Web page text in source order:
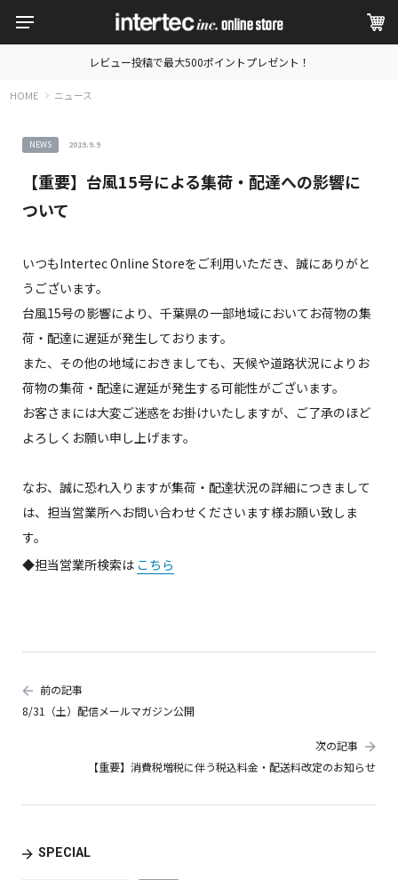
レビュー投稿で最大500ポイントプレゼント！
HOME ニュース
NEWS 2019.9.9
【重要】台風15号による集荷・配達への影響に
ついて
いつもIntertec Online Storeをご利用いただき、誠にありがと
うございます。
台風15号の影響により、千葉県の一部地域においてお荷物の集
荷・配達に遅延が発生しております。
また、その他の地域におきましても、天候や道路状況によりお
荷物の集荷・配達に遅延が発生する可能性がございます。
お客さまには大変ご迷惑をお掛けいたしますが、ご了承のほど
よろしくお願い申し上げます。
なお、誠に恐れ入りますが集荷・配達状況の詳細につきまして
は、担当営業所へお問い合わせくださいます様お願い致しま
す。
◆担当営業所検索は こちら
前の記事
8/31（土）配信メールマガジン公開
次の記事
【重要】消費税増税に伴う税込料金・配送料改定のお知らせ
SPECIAL